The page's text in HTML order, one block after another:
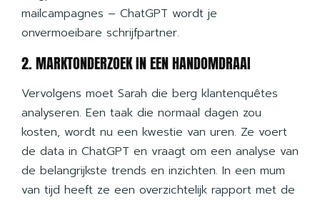
mailcampagnes – ChatGPT wordt je
onvermoeibare schrijfpartner.
2. MARKTONDERZOEK IN EEN HANDOMDRAAI
Vervolgens moet Sarah die berg klantenquêtes
analyseren. Een taak die normaal dagen zou
kosten, wordt nu een kwestie van uren. Ze voert
de data in ChatGPT en vraagt om een analyse van
de belangrijkste trends en inzichten. In een mum
van tijd heeft ze een overzichtelijk rapport met de